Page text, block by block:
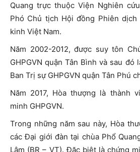
Quang trực thuộc Viện Nghiên
Phó Chủ tịch Hội đồng Phiên
kinh Việt Nam.
Năm 2002-2012, được suy tôn
GHPGVN quận Tân Bình và sau đó
Ban Trị sự GHPGVN quận Tân Phú
Năm 2017, Hòa thượng là thành
minh GHPGVN.
Trong những năm sau này, Hòa
các Đại giới đàn tại chùa Phổ
Lâm (BR – VT). Đặc biệt là chứng